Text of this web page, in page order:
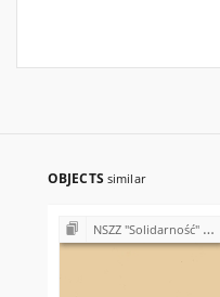
OBJECTS similar
NSZZ "Solidarność" w Zespole Szkół Rolniczych w Cudzynowicach